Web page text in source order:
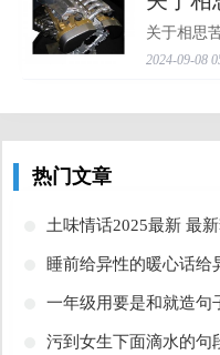
关于相思
故园梦中
2024-09-08
热门文章
土味情话2025最新 最
睡前给异性的暖心话给
一年级用要是和就造句
污到女生下面滴水的句段子，能把